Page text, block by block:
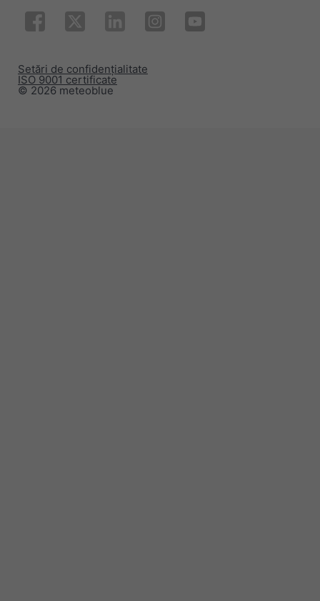
© 2026 meteoblue
ISO 9001 certificate
Setări de confidențialitate